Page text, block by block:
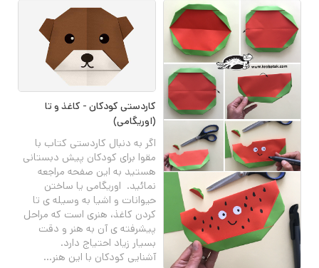
کاردستی کودکان - کاغذ و تا
(اوریگامی)
اگر به دنبال کاردستی کتاب با
مقوا برای کودکان پیش دبستانی
هستید به این صفحه مراجعه
نمائید. اوریگامی یا ساختن
حیوانات و اشیا به وسیله ی تا
کردن کاغذ، هنری است که مراحل
پیشرفته ی آن به هنر و دقت
بسیار زیاد احتیاج دارد.
آشنایی کودکان با این هنر...